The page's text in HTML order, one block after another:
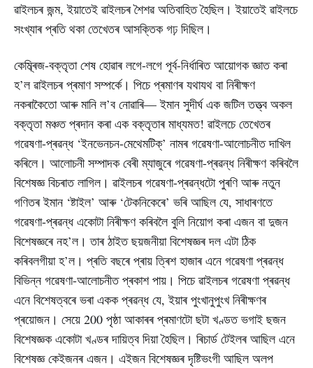
ৱাইলচৰ জন্ম, ইয়াতেই ৱাইলচৰ শৈশৱ অতিবাহিত হৈছিল। ইয়াতেই ৱাইলচে
সংখ্যাৰ প্ৰতি থকা তেখেতৰ আসক্তিক গঢ় দিছিল।
কেম্ব্ৰিজ-বক্তৃতা শেষ হোৱাৰ লগে-লগে পূৰ্ব-নিৰ্ধাৰিত আয়োগক জ্ঞাত কৰা
হ’ল ৱাইলচৰ প্ৰমাণ সম্পৰ্কে। পিচে প্ৰমাণৰ যথাযথ বা নিৰীক্ষণ
নকৰাকৈতো আৰু মানি ল’ব নোৱাৰি— ইমান সুদীৰ্ঘ এক জটিল তত্ত্ব অকল
বক্তৃতা মঞ্চত প্ৰদান কৰা এক বক্তৃতাৰ মাধ্যমত! ৱাইলচে তেখেতৰ
গৱেষণা-প্ৰৱন্ধ ‘ইনভেনচন-মেথেমটিক্’ নামৰ গৱেষণা-আলোচনীত দাখিল
কৰিলে। আলোচনী সম্পাদক বেৰী ম্যাজুৰে গৱেষণা-প্ৰৱন্ধ নিৰীক্ষণ কৰিবলৈ
বিশেষজ্ঞ বিচৰাত লাগিল। ৱাইলচৰ গৱেষণা-প্ৰৱন্ধটো পুৰণি আৰু নতুন
গণিতৰ ইমান ‘ষ্টাইল’ আৰু ‘টেকনিকেৰে’ ভৰি আছিল যে, সাধাৰণতে
গৱেষণা-প্ৰৱন্ধ একোটা নিৰীক্ষণ কৰিবলৈ বুলি নিয়োগ কৰা এজন বা দুজন
বিশেষজ্ঞৰে নহ’ল। তাৰ ঠাইত ছয়জনীয়া বিশেষজ্ঞৰ দল এটা ঠিক
কৰিবলগীয়া হ’ল। প্ৰতি বছৰে প্ৰায় ত্ৰিশ হাজাৰ এনে গৱেষণা প্ৰৱন্ধ
বিভিন্ন গৱেষণা-আলোচনীত প্ৰকাশ পায়। পিচে ৱাইলচৰ গৱেষণা প্ৰৱন্ধ
এনে বিশেষত্বৰে ভৰা একক প্ৰৱন্ধ যে, ইয়াৰ পুংখানুপুংখ নিৰীক্ষণৰ
প্ৰয়োজন। সেয়ে 200 পৃষ্ঠা আকাৰৰ প্ৰমাণটো ছটা খণ্ডত ভগাই ছজন
বিশেষজ্ঞক একোটা খণ্ডৰ দায়িত্ব দিয়া হৈছিল। ৰিচাৰ্ড টেইলৰ আছিল এনে
বিশেষজ্ঞ কেইজনৰ এজন। এইজন বিশেষজ্ঞৰ দৃষ্টিভংগী আছিল অলপ